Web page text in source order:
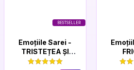
BESTSELLER
Emoțiile Sarei -
TRISTEȚEA ȘI
BUCURIA